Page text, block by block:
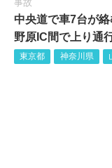
事故
中央道で車7台が
野原IC間で上り通
東京都 神奈川県